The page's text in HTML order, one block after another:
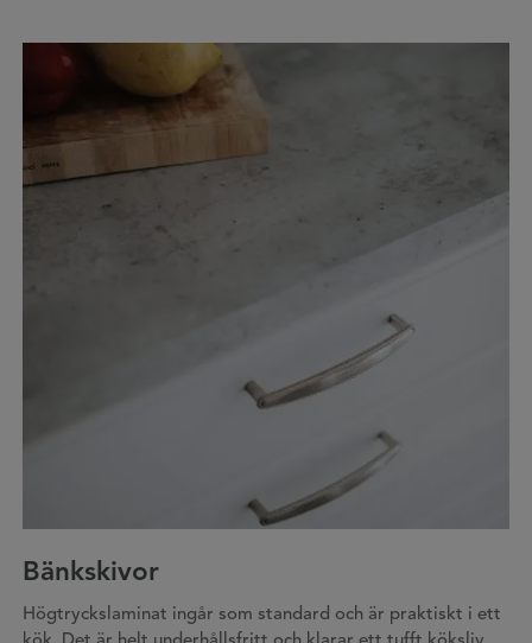
Bänkskivor
Högtryckslaminat ingår som standard och är praktiskt i ett